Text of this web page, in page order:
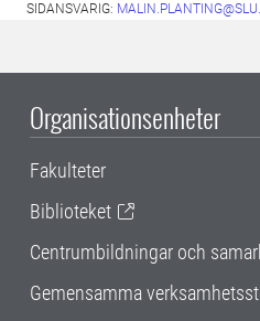
SIDANSVARIG:
Organisationsenheter
Fakulteter
Biblioteket
Centrumbildningar och
Gemensamma